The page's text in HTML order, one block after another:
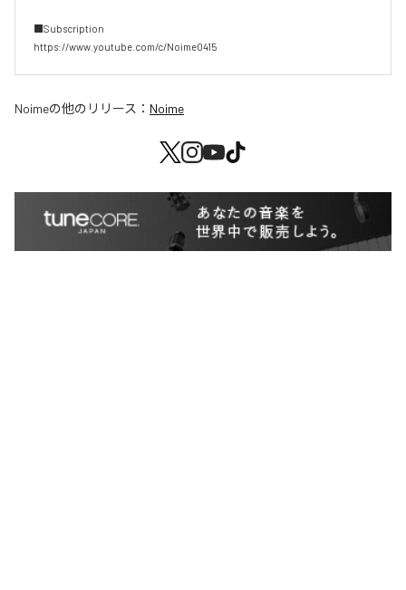
■Subscription
https://www.youtube.com/c/Noime0415
Noimeの他のリリース： Noime